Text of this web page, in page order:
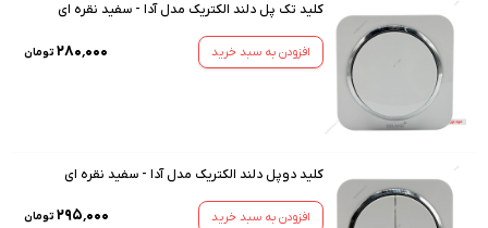
کلید تک پل دلند الکتریک مدل آدا - سفید نقره ای
افزودن به سبد خرید ۲۸۰٬۰۰۰ تومان
کلید دوپل دلند الکتریک مدل آدا - سفید نقره ای
افزودن به سبد خرید ۲۹۵٬۰۰۰ تومان